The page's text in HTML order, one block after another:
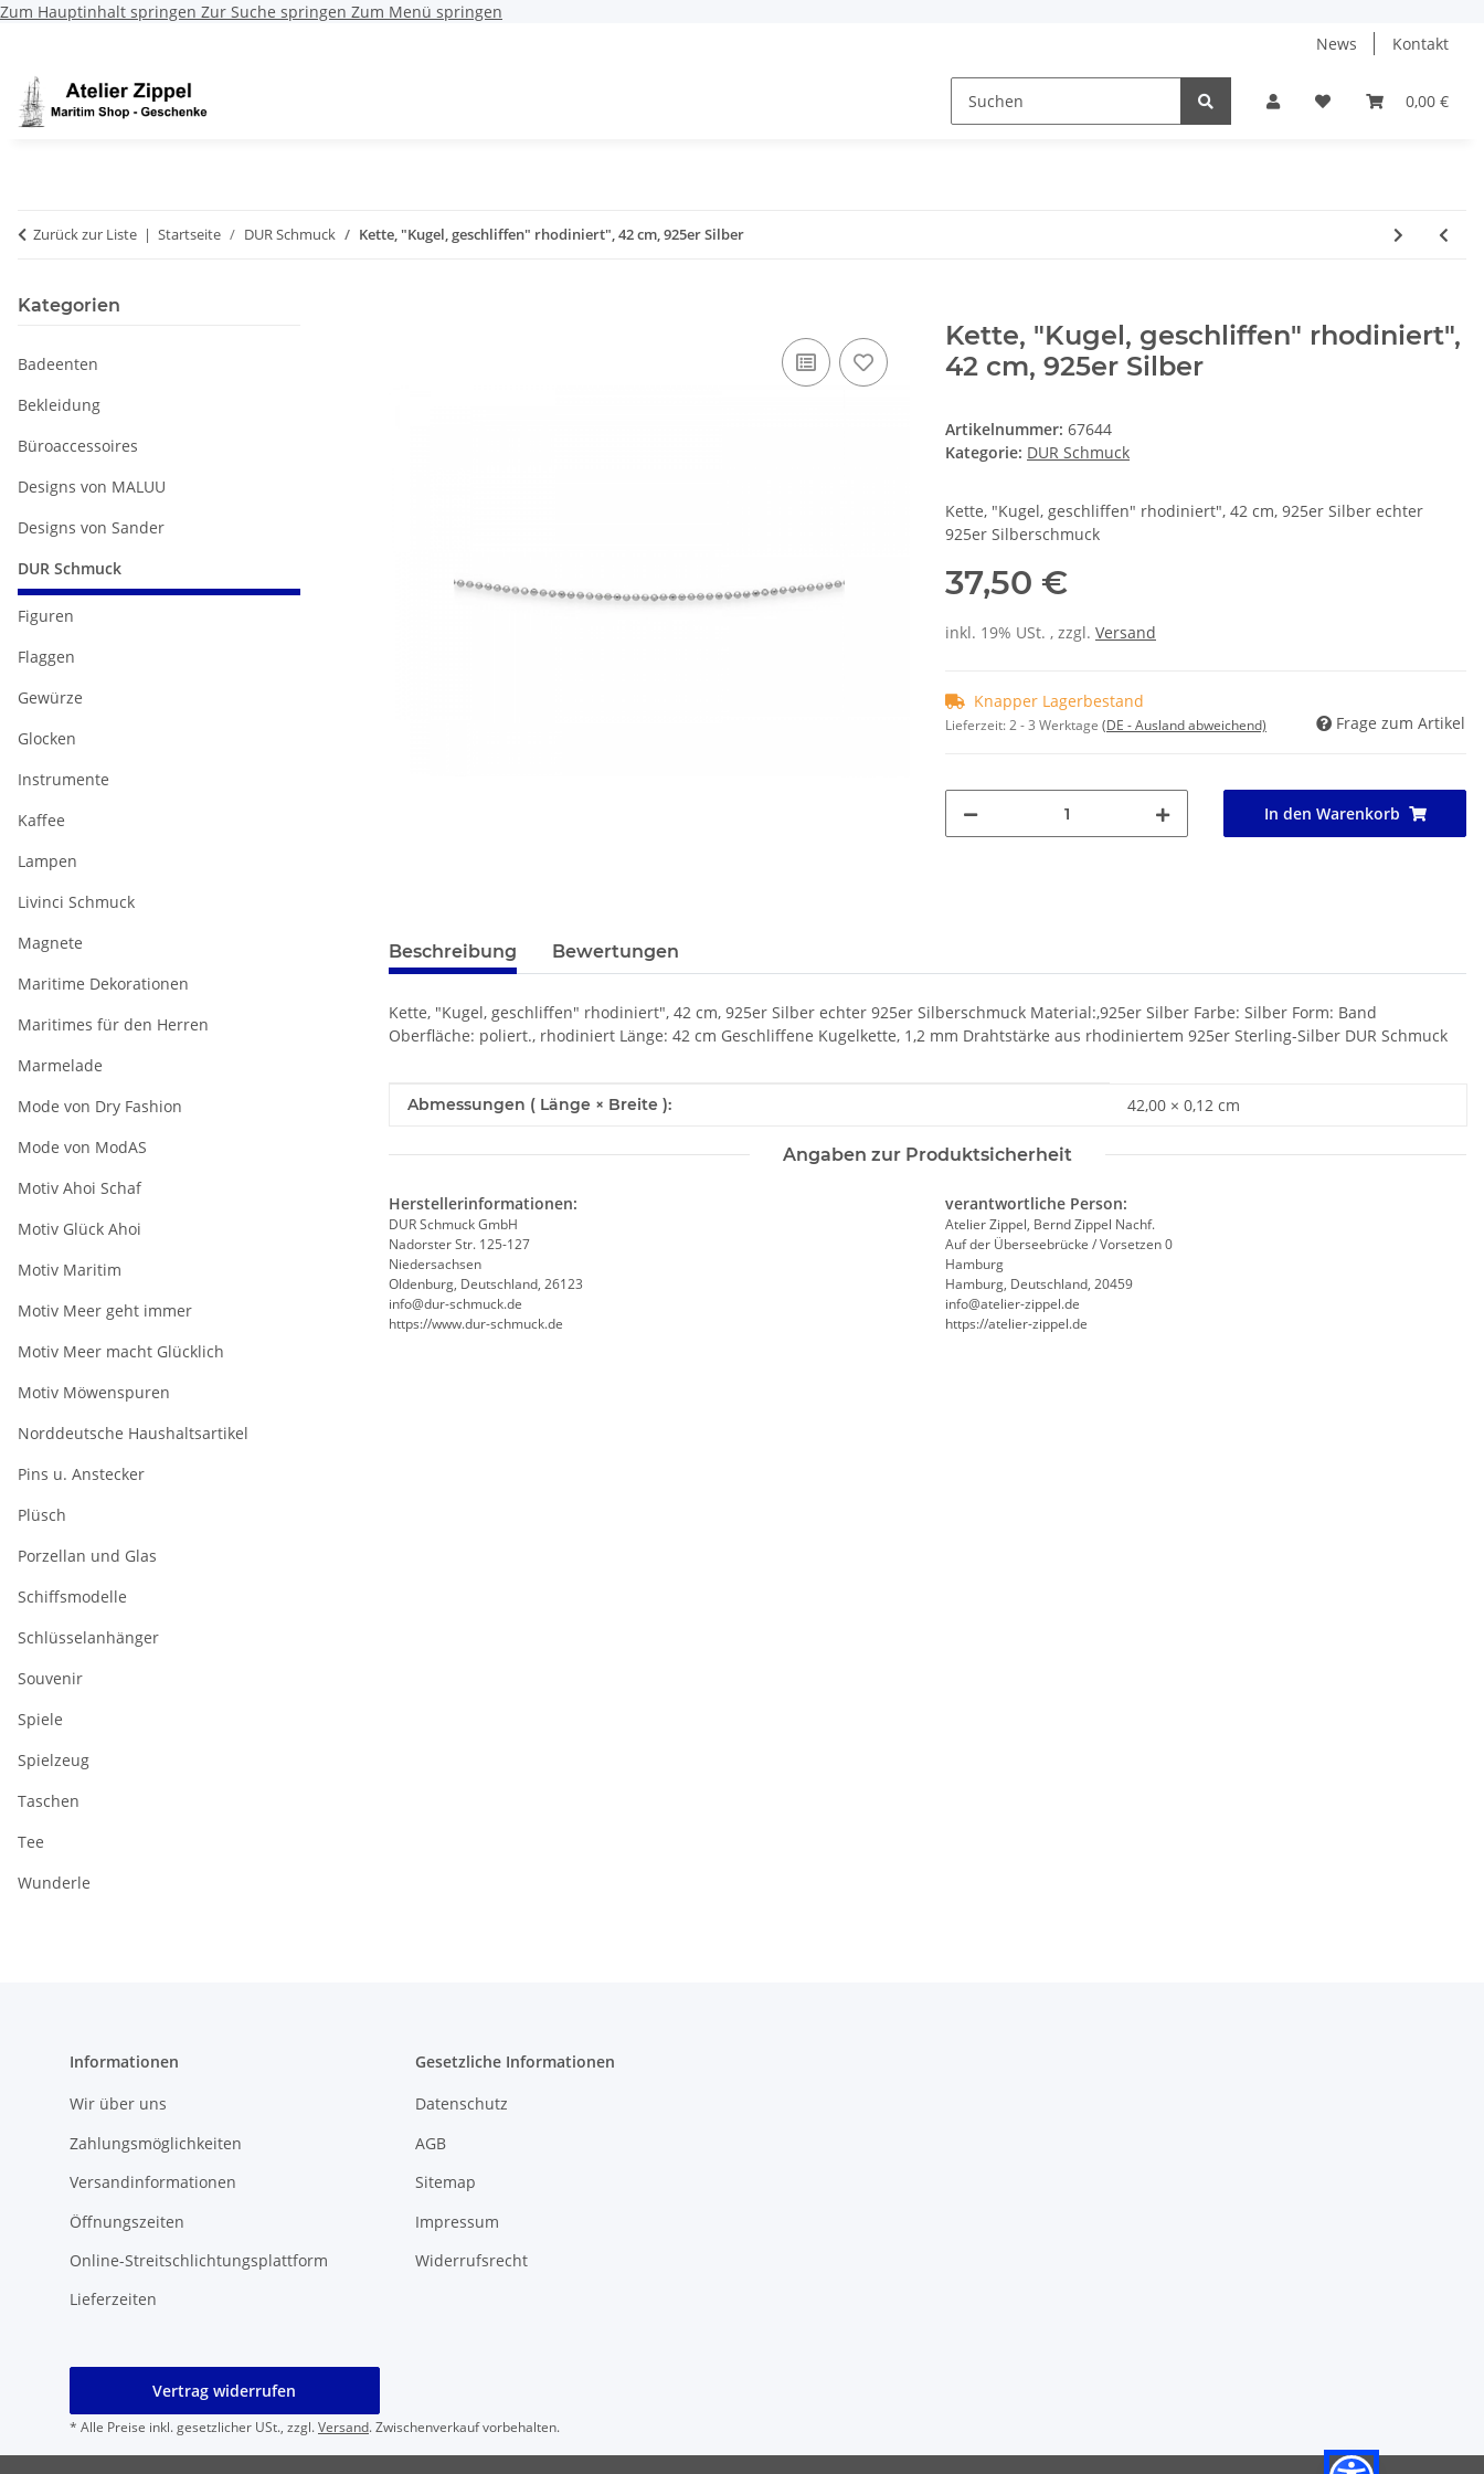
Zum Hauptinhalt springen Zur Suche springen Zum Menü springen
News
Kontakt
0,00 €
Zurück zur Liste Startseite DUR Schmuck Kette, "Kugel, geschliffen" rhodiniert", 42 cm, 925er Silber
Kette, "Kugel, geschliffen" rhodiniert",
42 cm, 925er Silber
Artikelnummer: 67644
Kategorie: DUR Schmuck
Kette, "Kugel, geschliffen" rhodiniert", 42 cm, 925er Silber echter
925er Silberschmuck
37,50 €
inkl. 19% USt. , zzgl. Versand
Knapper Lagerbestand
Lieferzeit:2 - 3 Werktage (DE - Ausland abweichend) Frage zum Artikel
In den Warenkorb
weitere Registerkarten anzeigen
Beschreibung Bewertungen
Kette, "Kugel, geschliffen" rhodiniert", 42 cm, 925er Silber echter 925er Silberschmuck Material:,925er Silber Farbe: Silber Form: Band
Oberfläche: poliert., rhodiniert Länge: 42 cm Geschliffene Kugelkette, 1,2 mm Drahtstärke aus rhodiniertem 925er Sterling-Silber DUR Schmuck
Produkteigenschaft
Wert
Abmessungen ( Länge × Breite ): 42,00 × 0,12 cm
Angaben zur Produktsicherheit
Herstellerinformationen:
DUR Schmuck GmbH
Nadorster Str. 125-127
Niedersachsen
Oldenburg, Deutschland, 26123
info@dur-schmuck.de
https://www.dur-schmuck.de
verantwortliche Person:
Atelier Zippel, Bernd Zippel Nachf.
Auf der Überseebrücke / Vorsetzen 0
Hamburg
Hamburg, Deutschland, 20459
info@atelier-zippel.de
https://atelier-zippel.de
Kategorien
Badeenten
Bekleidung
Büroaccessoires
Designs von MALUU
Designs von Sander
DUR Schmuck
Figuren
Flaggen
Gewürze
Glocken
Instrumente
Kaffee
Lampen
Livinci Schmuck
Magnete
Maritime Dekorationen
Maritimes für den Herren
Marmelade
Mode von Dry Fashion
Mode von ModAS
Motiv Ahoi Schaf
Motiv Glück Ahoi
Motiv Maritim
Motiv Meer geht immer
Motiv Meer macht Glücklich
Motiv Möwenspuren
Norddeutsche Haushaltsartikel
Pins u. Anstecker
Plüsch
Porzellan und Glas
Schiffsmodelle
Schlüsselanhänger
Souvenir
Spiele
Spielzeug
Taschen
Tee
Wunderle
Informationen
Wir über uns
Zahlungsmöglichkeiten
Versandinformationen
Öffnungszeiten
Online-Streitschlichtungsplattform
Lieferzeiten
Gesetzliche Informationen
Datenschutz
AGB
Sitemap
Impressum
Widerrufsrecht
Vertrag widerrufen
* Alle Preise inkl. gesetzlicher USt., zzgl.Versand. Zwischenverkauf vorbehalten.